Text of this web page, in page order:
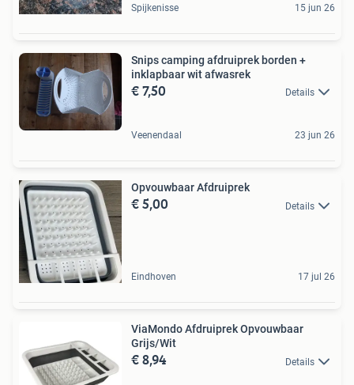
Spijkenisse 15 jun 26
Snips camping afdruiprek borden +
inklapbaar wit afwasrek
€ 7,50 Details
Veenendaal 23 jun 26
Opvouwbaar Afdruiprek
€ 5,00 Details
Eindhoven 17 jul 26
ViaMondo Afdruiprek Opvouwbaar
Grijs/Wit
€ 8,94 Details